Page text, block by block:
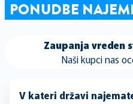
PONUDBE
Zaupanja vreden
Naši kupci nas
V kateri državi